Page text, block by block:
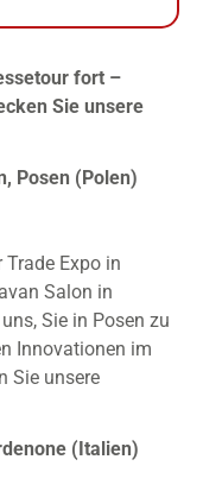
fort –
Sie unsere
Posen (Polen)
Expo in
Salon in
Sie in Posen zu
Innovationen im
Sie unsere
(Italien)